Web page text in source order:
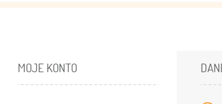
MOJE KONTO